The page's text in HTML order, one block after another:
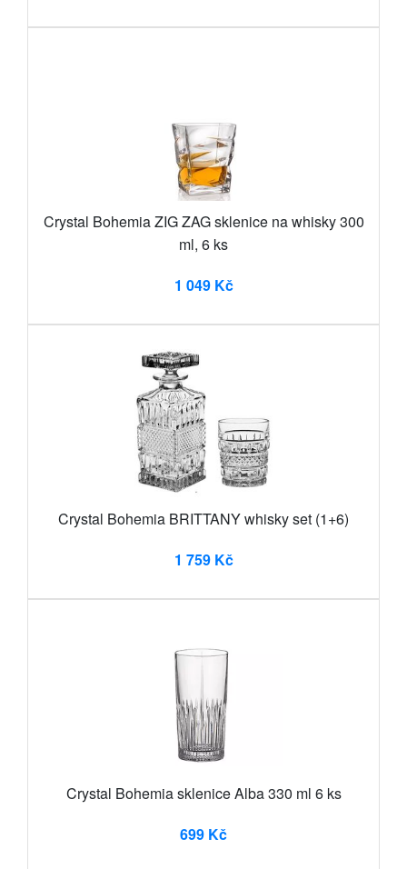
Crystal Bohemia ZIG ZAG sklenice na whisky 300
ml, 6 ks
1 049 Kč
Crystal Bohemia BRITTANY whisky set (1+6)
1 759 Kč
Crystal Bohemia sklenice Alba 330 ml 6 ks
699 Kč